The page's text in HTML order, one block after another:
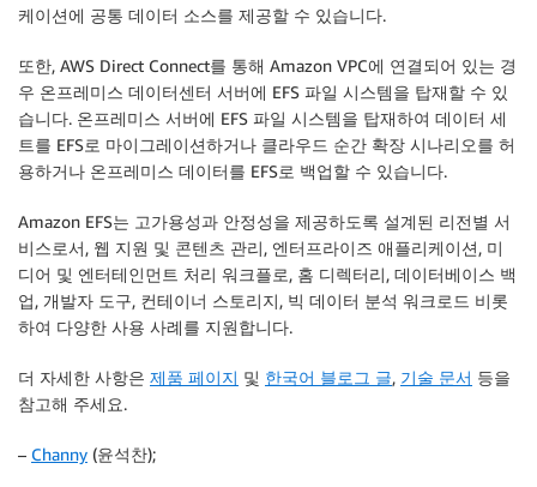
케이션에 공통 데이터 소스를 제공할 수 있습니다.
또한, AWS Direct Connect를 통해 Amazon VPC에 연결되어 있는 경
우 온프레미스 데이터센터 서버에 EFS 파일 시스템을 탑재할 수 있
습니다. 온프레미스 서버에 EFS 파일 시스템을 탑재하여 데이터 세
트를 EFS로 마이그레이션하거나 클라우드 순간 확장 시나리오를 허
용하거나 온프레미스 데이터를 EFS로 백업할 수 있습니다.
Amazon EFS는 고가용성과 안정성을 제공하도록 설계된 리전별 서
비스로서, 웹 지원 및 콘텐츠 관리, 엔터프라이즈 애플리케이션, 미
디어 및 엔터테인먼트 처리 워크플로, 홈 디렉터리, 데이터베이스 백
업, 개발자 도구, 컨테이너 스토리지, 빅 데이터 분석 워크로드 비롯
하여 다양한 사용 사례를 지원합니다.
더 자세한 사항은 제품 페이지 및 한국어 블로그 글, 기술 문서 등을
참고해 주세요.
– Channy (윤석찬);